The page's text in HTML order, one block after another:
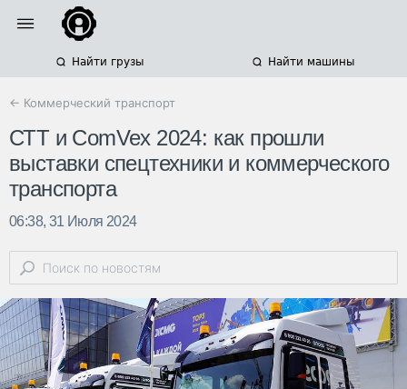
Найти грузы Найти машины
← Коммерческий транспорт
СТТ и ComVex 2024: как прошли
выставки спецтехники и коммерческого
транспорта
06:38, 31 Июля 2024